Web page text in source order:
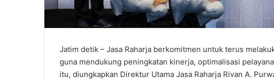
Jatim detik – Jasa Raharja berkomitmen untuk terus
guna mendukung peningkatan kinerja, optimalisasi
itu, diungkapkan Direktur Utama Jasa Raharja Rivan A.